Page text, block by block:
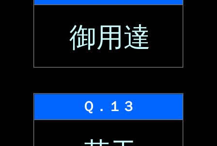
御用達
Ｑ．１３